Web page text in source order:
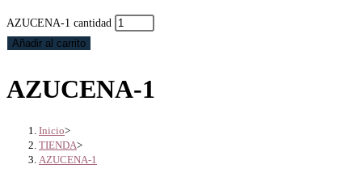
AZUCENA-1 cantidad
Añadir al carrito
AZUCENA-1
Inicio>
TIENDA>
AZUCENA-1